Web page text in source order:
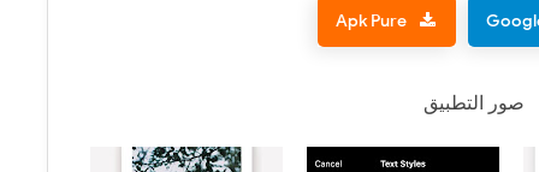
Apk Pure
صور التطبيق